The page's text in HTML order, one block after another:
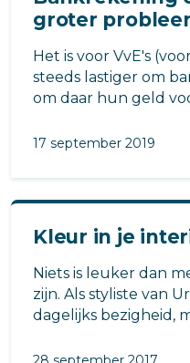
groter
Het is voor VvE's
steeds lastiger om
om daar hun geld
17 september 2019
Kleur in je
Niets is leuker dan
zijn. Als styliste van
dagelijks bezigheid,